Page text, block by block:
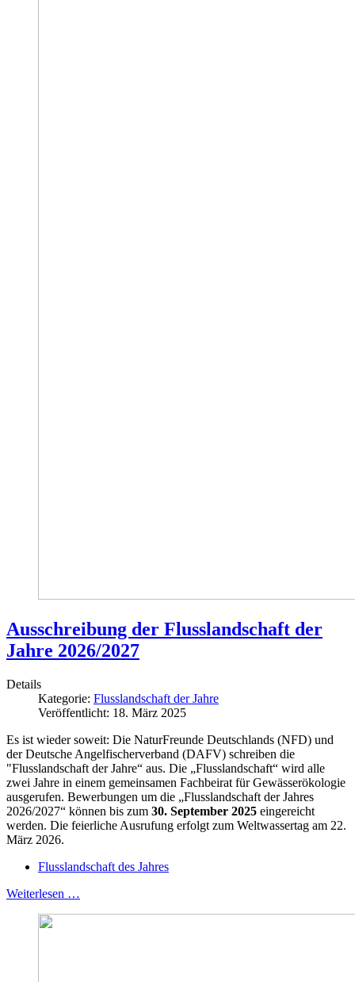
Ausschreibung der Flusslandschaft der
Jahre 2026/2027
Details
Kategorie: Flusslandschaft der Jahre
Veröffentlicht: 18. März 2025
Es ist wieder soweit: Die NaturFreunde Deutschlands (NFD) und
der Deutsche Angelfischerverband (DAFV) schreiben die
"Flusslandschaft der Jahre“ aus. Die „Flusslandschaft“ wird alle
zwei Jahre in einem gemeinsamen Fachbeirat für Gewässerökologie
ausgerufen. Bewerbungen um die „Flusslandschaft der Jahres
2026/2027“ können bis zum 30. September 2025 eingereicht
werden. Die feierliche Ausrufung erfolgt zum Weltwassertag am 22.
März 2026.
Flusslandschaft des Jahres
Weiterlesen …